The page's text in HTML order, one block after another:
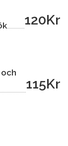
120Kr
115Kr